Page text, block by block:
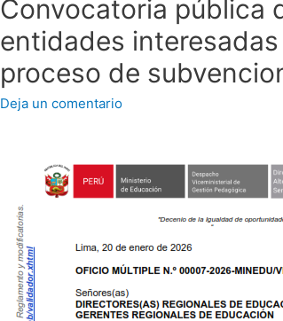
Convocatoria pública
entidades
proceso de
Deja un comentario